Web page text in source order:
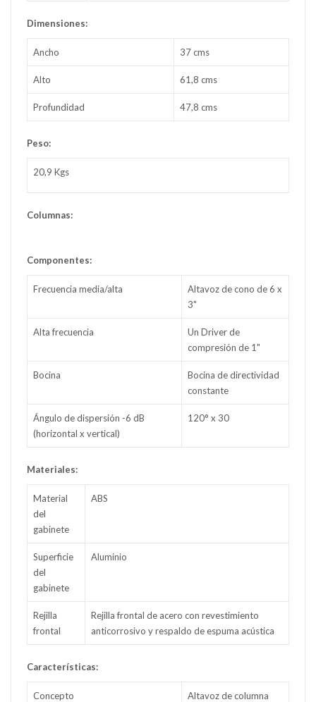
Dimensiones:
Ancho 37 cms
Alto 61,8 cms
Profundidad 47,8 cms
Peso:
20,9 Kgs
Columnas:
Componentes:
Frecuencia media/alta
Altavoz de cono de 6 x
3"
Alta frecuencia
Un Driver de
compresión de 1"
Bocina
Bocina de directividad
constante
Ángulo de dispersión -6 dB
(horizontal x vertical)
120° x 30
Materiales:
Material
del
gabinete
ABS
Superficie
del
gabinete
Aluminio
Rejilla
frontal
Rejilla frontal de acero con revestimiento
anticorrosivo y respaldo de espuma acústica
Características:
Concepto
Altavoz de columna